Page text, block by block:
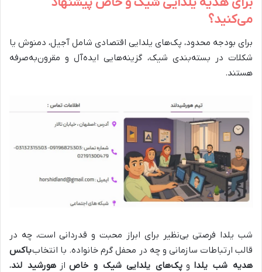
می‌کنید؟
برای بودجه محدود، پک‌های یلدایی اقتصادی شامل آجیل، دمنوش یا
شکلات در بسته‌بندی شیک، گزینه‌هایی ایده‌آل و مقرون‌به‌صرفه
هستند.
شب یلدا فرصتی بی‌نظیر برای ابراز محبت و قدردانی است، چه در
قالب ارتباطات سازمانی و چه در محفل گرم خانواده. با انتخابباکس
هدیه شب یلدا و پک‌های یلدایی شیک و خاص از هورشید لند،